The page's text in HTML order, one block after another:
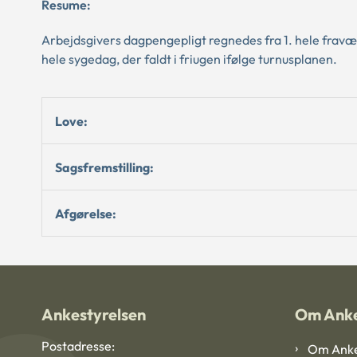
Resume:
Arbejdsgivers dagpengepligt regnedes fra 1. hele
hele sygedag, der faldt i friugen ifølge turnusplanen.
Love:
Sagsfremstilling:
Afgørelse:
Ankestyrelsen
Postadresse:
Om
Om